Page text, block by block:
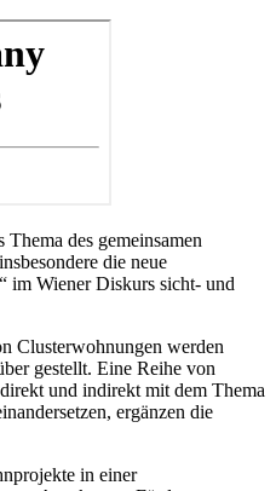
des gemeinsamen
die neue
im Wiener Diskurs sicht- und
Clusterwohnungen werden
gestellt. Eine Reihe von
und indirekt mit dem Thema
ergänzen die
in einer